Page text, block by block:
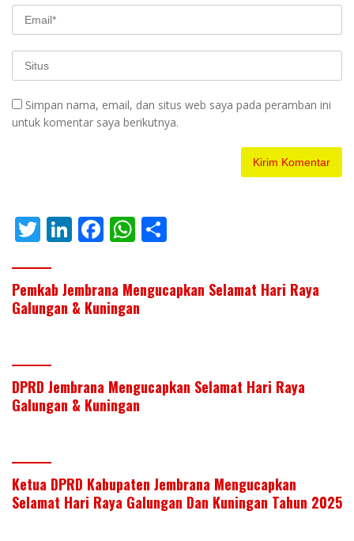
Simpan nama, email, dan situs web saya pada peramban ini
untuk komentar saya berikutnya.
T
itt
er
Li
k
e
F
e
b
k
W
at
s
p
ar
e
Pemkab Jembrana Mengucapkan Selamat Hari Raya
Galungan & Kuningan
DPRD Jembrana Mengucapkan Selamat Hari Raya
Galungan & Kuningan
Ketua DPRD Kabupaten Jembrana Mengucapkan
Selamat Hari Raya Galungan Dan Kuningan Tahun 2025